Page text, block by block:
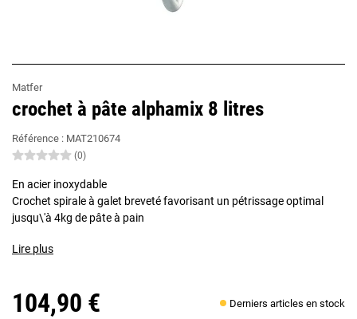
Matfer
crochet à pâte alphamix 8 litres
Référence : MAT210674
(0)
En acier inoxydable
Crochet spirale à galet breveté favorisant un pétrissage optimal
jusqu\'à 4kg de pâte à pain
Lire plus
104,90 € Derniers articles en stock